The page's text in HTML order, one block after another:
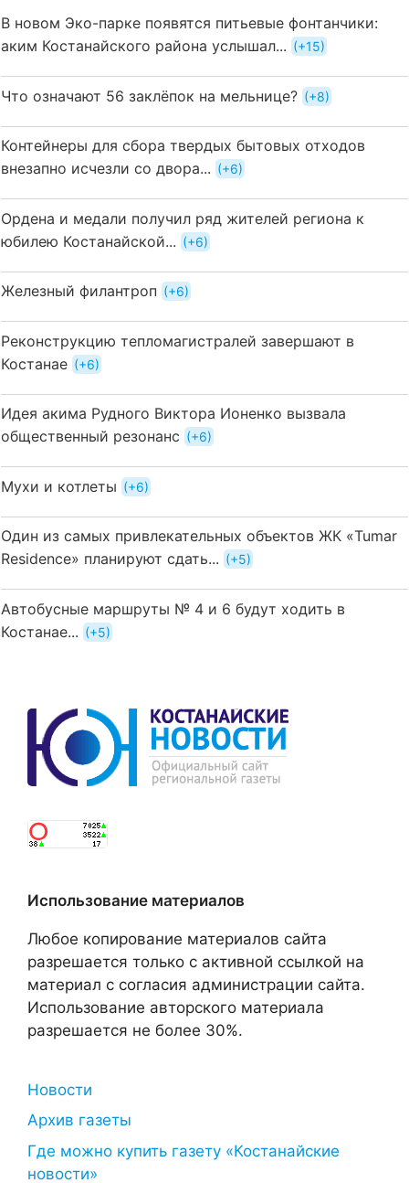
В новом Эко-парке появятся питьевые фонтанчики:
аким Костанайского района услышал...
+15
Что означают 56 заклёпок на мельнице? +8
Контейнеры для сбора твердых бытовых отходов
внезапно исчезли со двора...
+6
Ордена и медали получил ряд жителей региона к
юбилею Костанайской...
+6
Железный филантроп +6
Реконструкцию тепломагистралей завершают в
Костанае
+6
Идея акима Рудного Виктора Ионенко вызвала
общественный резонанс
+6
Мухи и котлеты +6
Один из самых привлекательных объектов ЖК «Tumar
Residence» планируют сдать...
+5
Автобусные маршруты № 4 и 6 будут ходить в
Костанае...
+5
Использование материалов
Любое копирование материалов сайта
разрешается только с активной ссылкой на
материал с согласия администрации сайта.
Использование авторского материала
разрешается не более 30%.
Новости
Архив газеты
Где можно купить газету «Костанайские
новости»